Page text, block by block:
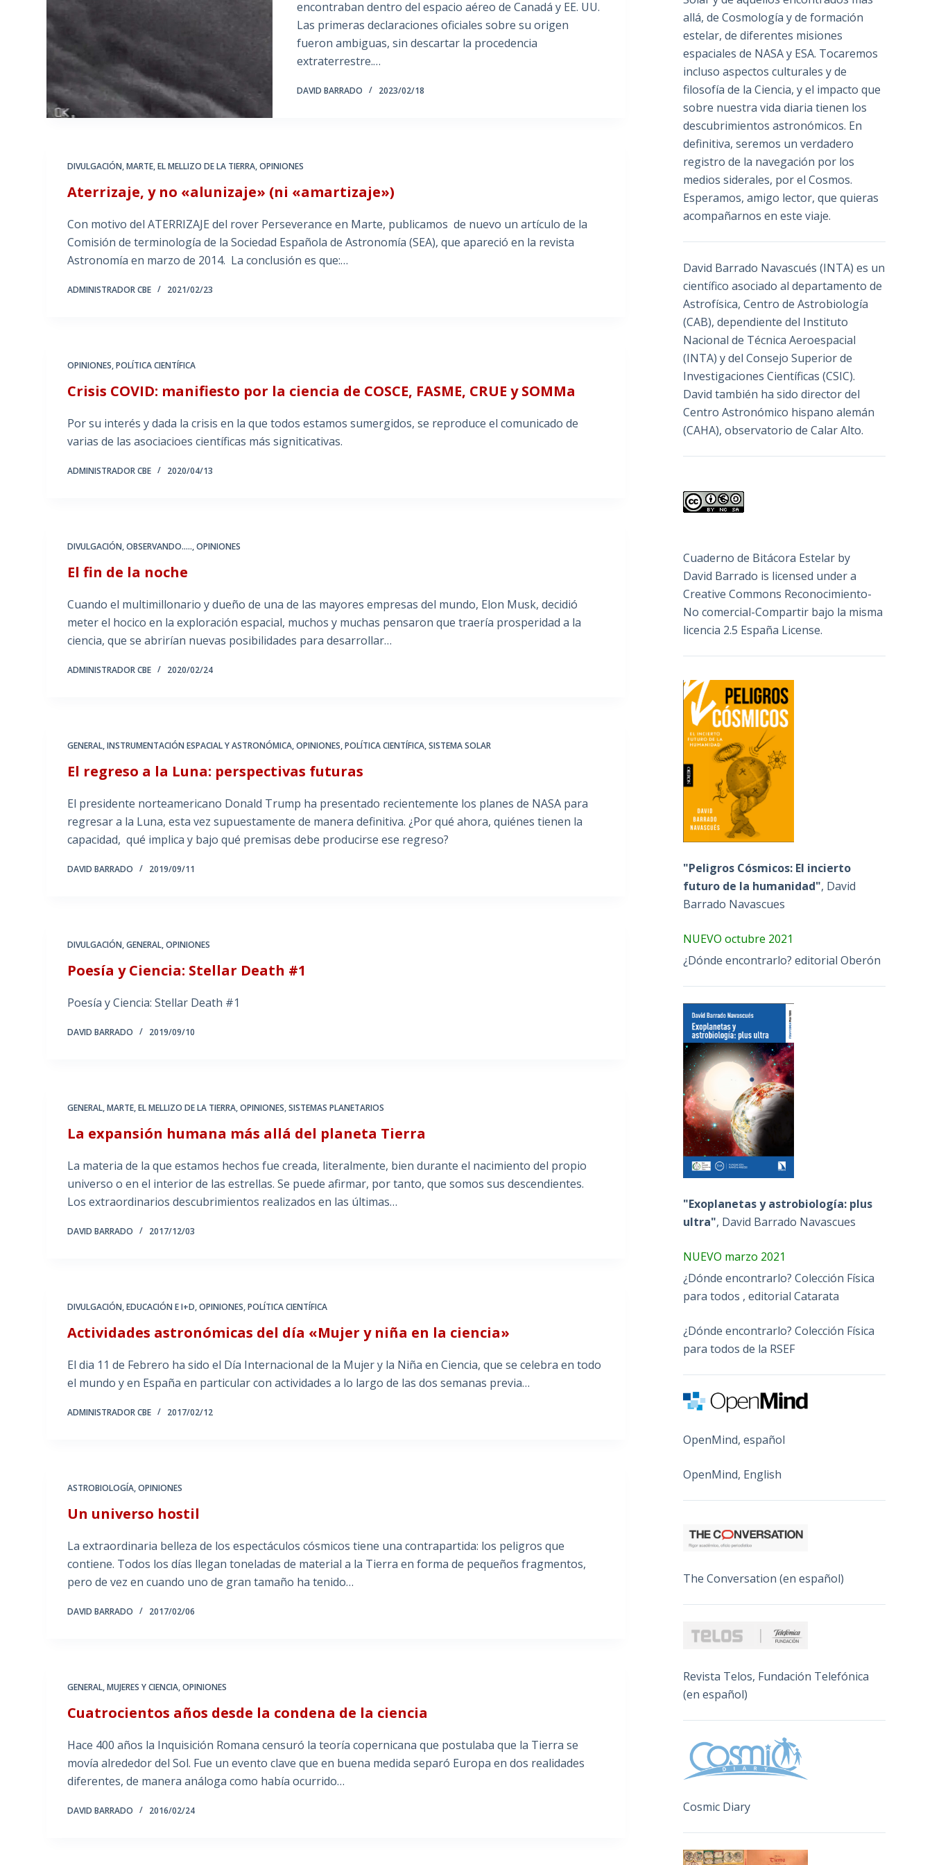
encontraban dentro del espacio aéreo de Canadá y EE. UU.
Las primeras declaraciones oficiales sobre su origen
fueron ambiguas, sin descartar la procedencia
extraterrestre.…
DAVID BARRADO 2023/02/18
DIVULGACIÓN,MARTE, EL MELLIZO DE LA TIERRA,OPINIONES
Aterrizaje, y no «alunizaje» (ni «amartizaje»)
Con motivo del ATERRIZAJE del rover Perseverance en Marte, publicamos de nuevo un artículo de la
Comisión de terminología de la Sociedad Española de Astronomía (SEA), que apareció en la revista
Astronomía en marzo de 2014. La conclusión es que:…
ADMINISTRADOR CBE 2021/02/23
OPINIONES,POLÍTICA CIENTÍFICA
Crisis COVID: manifiesto por la ciencia de COSCE, FASME, CRUE y SOMMa
Por su interés y dada la crisis en la que todos estamos sumergidos, se reproduce el comunicado de
varias de las asociacioes científicas más signiticativas.
ADMINISTRADOR CBE 2020/04/13
DIVULGACIÓN,OBSERVANDO.....,OPINIONES
El fin de la noche
Cuando el multimillonario y dueño de una de las mayores empresas del mundo, Elon Musk, decidió
meter el hocico en la exploración espacial, muchos y muchas pensaron que traería prosperidad a la
ciencia, que se abrirían nuevas posibilidades para desarrollar…
ADMINISTRADOR CBE 2020/02/24
GENERAL,INSTRUMENTACIÓN ESPACIAL Y ASTRONÓMICA,OPINIONES,POLÍTICA CIENTÍFICA,SISTEMA SOLAR
El regreso a la Luna: perspectivas futuras
El presidente norteamericano Donald Trump ha presentado recientemente los planes de NASA para
regresar a la Luna, esta vez supuestamente de manera definitiva. ¿Por qué ahora, quiénes tienen la
capacidad, qué implica y bajo qué premisas debe producirse ese regreso?
DAVID BARRADO 2019/09/11
DIVULGACIÓN,GENERAL,OPINIONES
Poesía y Ciencia: Stellar Death #1
Poesía y Ciencia: Stellar Death #1
DAVID BARRADO 2019/09/10
GENERAL,MARTE, EL MELLIZO DE LA TIERRA,OPINIONES,SISTEMAS PLANETARIOS
La expansión humana más allá del planeta Tierra
La materia de la que estamos hechos fue creada, literalmente, bien durante el nacimiento del propio
universo o en el interior de las estrellas. Se puede afirmar, por tanto, que somos sus descendientes.
Los extraordinarios descubrimientos realizados en las últimas…
DAVID BARRADO 2017/12/03
DIVULGACIÓN,EDUCACIÓN E I+D,OPINIONES,POLÍTICA CIENTÍFICA
Actividades astronómicas del día «Mujer y niña en la ciencia»
El dia 11 de Febrero ha sido el Día Internacional de la Mujer y la Niña en Ciencia, que se celebra en todo
el mundo y en España en particular con actividades a lo largo de las dos semanas previa…
ADMINISTRADOR CBE 2017/02/12
ASTROBIOLOGÍA,OPINIONES
Un universo hostil
La extraordinaria belleza de los espectáculos cósmicos tiene una contrapartida: los peligros que
contiene. Todos los días llegan toneladas de material a la Tierra en forma de pequeños fragmentos,
pero de vez en cuando uno de gran tamaño ha tenido…
DAVID BARRADO 2017/02/06
GENERAL,MUJERES Y CIENCIA,OPINIONES
Cuatrocientos años desde la condena de la ciencia
Hace 400 años la Inquisición Romana censuró la teoría copernicana que postulaba que la Tierra se
movía alrededor del Sol. Fue un evento clave que en buena medida separó Europa en dos realidades
diferentes, de manera análoga como había ocurrido…
DAVID BARRADO 2016/02/24
allá, de Cosmología y de formación
estelar, de diferentes misiones
espaciales de NASA y ESA. Tocaremos
incluso aspectos culturales y de
filosofía de la Ciencia, y el impacto que
sobre nuestra vida diaria tienen los
descubrimientos astronómicos. En
definitiva, seremos un verdadero
registro de la navegación por los
medios siderales, por el Cosmos.
Esperamos, amigo lector, que quieras
acompañarnos en este viaje.
David Barrado Navascués (INTA) es un
científico asociado al departamento de
Astrofísica, Centro de Astrobiología
(CAB), dependiente del Instituto
Nacional de Técnica Aeroespacial
(INTA) y del Consejo Superior de
Investigaciones Científicas (CSIC).
David también ha sido director del
Centro Astronómico hispano alemán
(CAHA), observatorio de Calar Alto.
Cuaderno de Bitácora Estelar by
David Barrado is licensed under a
Creative Commons Reconocimiento-
No comercial-Compartir bajo la misma
licencia 2.5 España License.
"Peligros Cósmicos: El incierto
futuro de la humanidad", David
Barrado Navascues
NUEVO octubre 2021
¿Dónde encontrarlo? editorial Oberón
"Exoplanetas y astrobiología: plus
ultra", David Barrado Navascues
NUEVO marzo 2021
¿Dónde encontrarlo? Colección Física
para todos , editorial Catarata
¿Dónde encontrarlo? Colección Física
para todos de la RSEF
OpenMind, español
OpenMind, English
The Conversation (en español)
Revista Telos, Fundación Telefónica
(en español)
Cosmic Diary